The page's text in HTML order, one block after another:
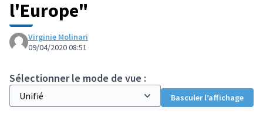
l'Europe"
Virginie Molinari
09/04/2020 08:51
Sélectionner le mode de vue :
Basculer l’affichage